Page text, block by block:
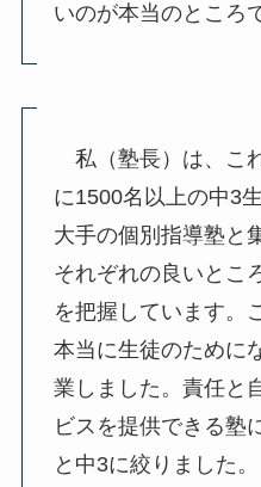
いのが本当のところ
私（塾長）は、こ
に1500名以上の中3
大手の個別指導塾と
それぞれの良いとこ
を把握しています。
本当に生徒のために
業しました。責任と
ビスを提供できる塾
と中3に絞りました。